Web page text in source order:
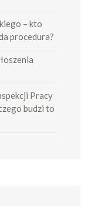
– kto
procedura?
Pracy
budzi to